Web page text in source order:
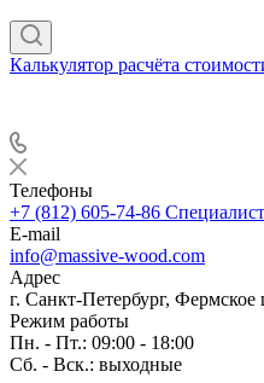
Калькулятор расчёта
Телефоны
+7 (812) 605-74-86
E-mail
info@massive-wood.com
Адрес
г. Санкт-Петербург, Фермское
Режим работы
Пн. - Пт.: 09:00 - 18:00
Сб. - Вск.: выходные